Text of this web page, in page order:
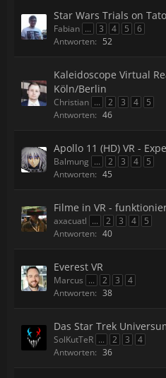
Star Wars Trials on
Fabian ... 3 4 5
6
Antworten: 52
Kaleidoscope Virtual
Köln/Berlin
Christian ... 2 3 4
5
Antworten: 46
Apollo 11 (HD) VR -
Balmung ... 2 3 4
5
Antworten: 45
Filme in VR -
axacuatl ... 2 3 4
5
Antworten: 40
Everest VR
Marcus ... 2 3
4
Antworten: 38
Das Star Trek
SolKutTeR ... 2 3
4
Antworten: 36